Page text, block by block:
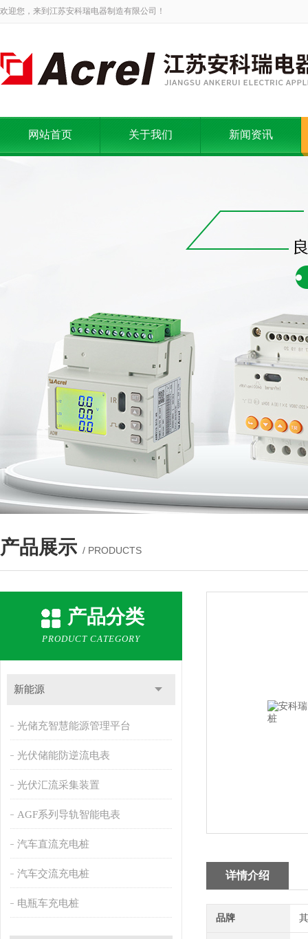
欢迎您，来到江苏安科瑞电器制造有限公司！
网站首页 关于我们 新闻资讯
产品展示 / PRODUCTS
产品分类
PRODUCT CATEGORY
新能源
光储充智慧能源管理平台
光伏储能防逆流电表
光伏汇流采集装置
AGF系列导轨智能电表
汽车直流充电桩
汽车交流充电桩
电瓶车充电桩
详情介绍
品牌